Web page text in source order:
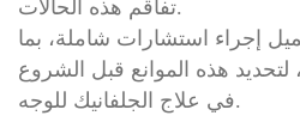
تفاقم هذه الحالات.
إجراء استشارات شاملة، بما
هذه الموانع قبل الشروع
في علاج الجلفانيك للوجه.